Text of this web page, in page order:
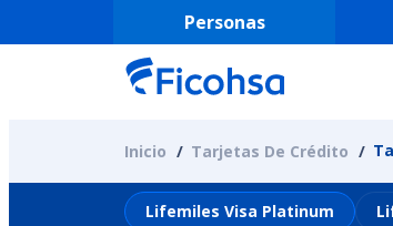
Personas
Inicio Tarjetas De Crédito
Lifemiles Visa Platinum